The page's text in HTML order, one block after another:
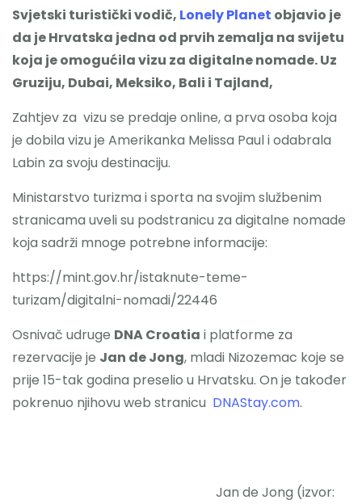
Svjetski turistički vodič, Lonely Planet objavio je
da je Hrvatska jedna od prvih zemalja na svijetu
koja je omogućila vizu za digitalne nomade. Uz
Gruziju, Dubai, Meksiko, Bali i Tajland,
Zahtjev za vizu se predaje online, a prva osoba koja
je dobila vizu je Amerikanka Melissa Paul i odabrala
Labin za svoju destinaciju.
Ministarstvo turizma i sporta na svojim službenim
stranicama uveli su podstranicu za digitalne nomade
koja sadrži mnoge potrebne informacije:
https://mint.gov.hr/istaknute-teme-
turizam/digitalni-nomadi/22446
Osnivač udruge DNA Croatia i platforme za
rezervacije je Jan de Jong, mladi Nizozemac koje se
prije 15-tak godina preselio u Hrvatsku. On je također
pokrenuo njihovu web stranicu DNAStay.com.
Jan de Jong (izvor: